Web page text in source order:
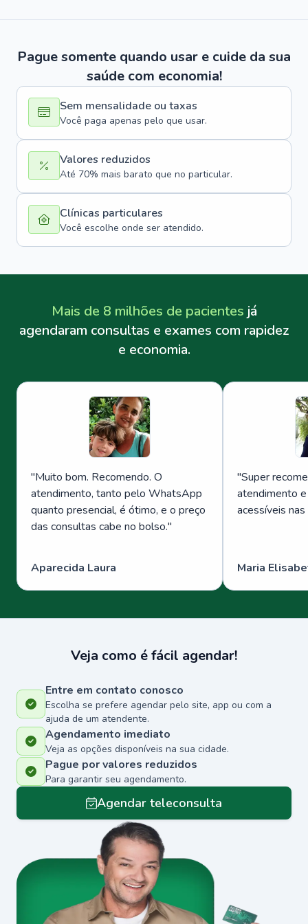
Pague somente quando usar e cuide da sua
saúde com economia!
Sem mensalidade ou taxas
Você paga apenas pelo que usar.
Valores reduzidos
Até 70% mais barato que no particular.
Clínicas particulares
Você escolhe onde ser atendido.
Mais de 8 milhões de pacientes já
agendaram consultas e exames com rapidez
e economia.
"Muito bom. Recomendo. O
atendimento, tanto pelo WhatsApp
quanto presencial, é ótimo, e o preço
das consultas cabe no bolso."
Aparecida Laura
"Super
atendimento
acessíveis
Maria
Veja como é fácil agendar!
Entre em contato conosco
Escolha se prefere agendar pelo site, app ou com a
ajuda de um atendente.
Agendamento imediato
Veja as opções disponíveis na sua cidade.
Pague por valores reduzidos
Para garantir seu agendamento.
Agendar teleconsulta